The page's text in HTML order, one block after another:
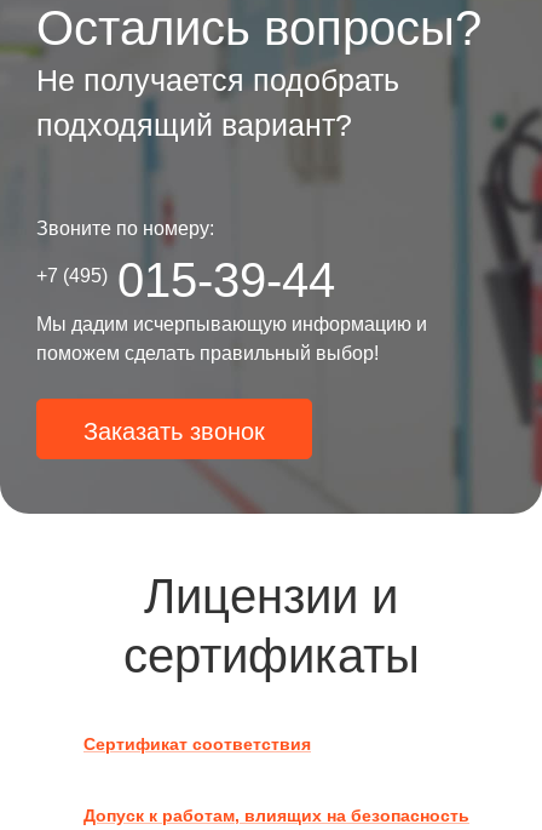
Остались вопросы?
Не получается подобрать
подходящий вариант?
Звоните по номеру:
+7 (495) 015-39-44
Мы дадим исчерпывающую информацию и
поможем сделать правильный выбор!
Заказать звонок
Лицензии и
сертификаты
Сертификат соответствия
Допуск к работам, влиящих на безопасность